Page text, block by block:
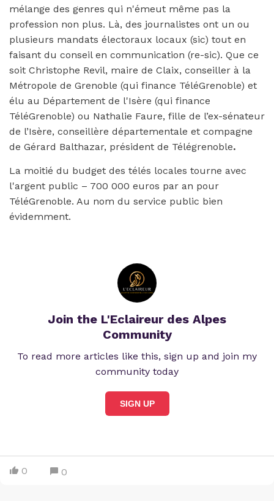
mélange des genres qui n'émeut même pas la
profession non plus. Là, des journalistes ont un ou
plusieurs mandats électoraux locaux (sic) tout en
faisant du conseil en communication (re-sic). Que ce
soit Christophe Revil, maire de Claix, conseiller à la
Métropole de Grenoble (qui finance TéléGrenoble) et
élu au Département de l'Isère (qui finance
TéléGrenoble) ou Nathalie Faure, fille de l’ex-sénateur
de l’Isère, conseillère départementale et compagne
de Gérard Balthazar, président de Télégrenoble.
La moitié du budget des télés locales tourne avec
l'argent public – 700 000 euros par an pour
TéléGrenoble. Au nom du service public bien
évidemment.
Join the L'Eclaireur des Alpes
Community
To read more articles like this, sign up and join my
community today
SIGN UP
0 0